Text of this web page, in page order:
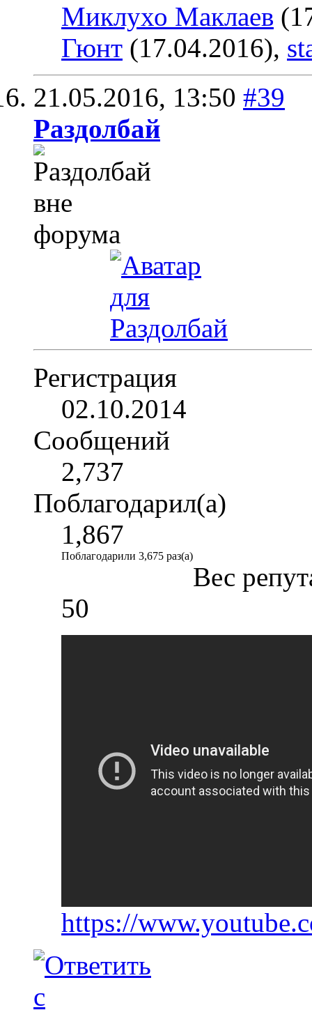
Миклухо Маклаев
Гюнт (17.04.2016),
21.05.2016, 13:50 #39
Раздолбай
Регистрация
02.10.2014
Сообщений
2,737
Поблагодарил(а)
1,867
Поблагодарили 3,675 раз(а)
Вес
50
https://